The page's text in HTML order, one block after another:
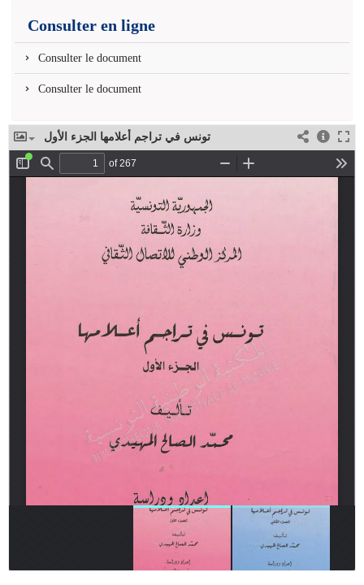
Consulter en ligne
Consulter le document
Consulter le document
تونس في تراجم أعلامها الجزء الأول